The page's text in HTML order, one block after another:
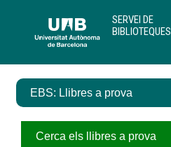
contingut
SERVEI DE
BIBLIOTEQUES
EBS: Llibres a prova
Cerca els llibres a prova